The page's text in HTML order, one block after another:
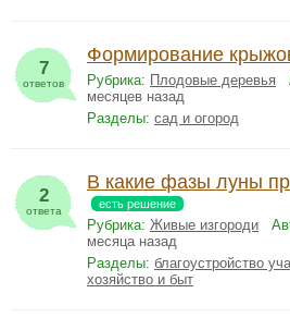
7
ответов
Формирование
Рубрика: Плодовые деревья
месяцев назад
Разделы: сад и огород
2
ответа
В какие фазы луны
есть решение
Рубрика: Живые изгороди
месяца назад
Разделы: благоустройство
хозяйство и быт